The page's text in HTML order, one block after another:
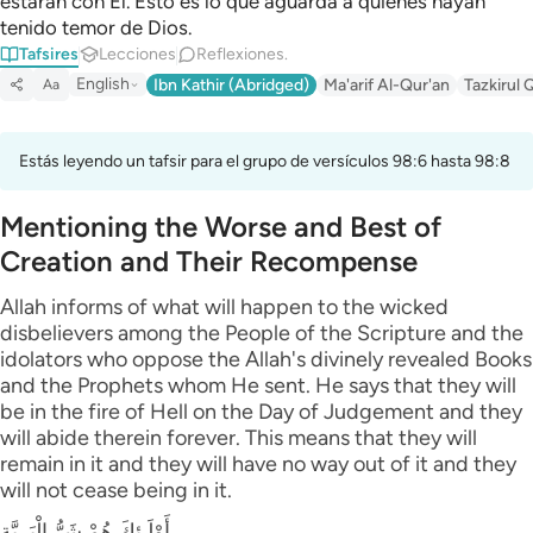
tenido temor de Dios.
Tafsires Lecciones Reflexiones.
Aa English Ibn Kathir (Abridged) Ma'arif Al-Qur'an Tazkirul
Estás leyendo un tafsir para el grupo de versículos 98:6 hasta 98:8
Mentioning the Worse and Best of
Creation and Their Recompense
Allah informs of what will happen to the wicked
disbelievers among the People of the Scripture and the
idolators who oppose the Allah's divinely revealed Books
and the Prophets whom He sent. He says that they will
be in the fire of Hell on the Day of Judgement and they
will abide therein forever. This means that they will
remain in it and they will have no way out of it and they
will not cease being in it.